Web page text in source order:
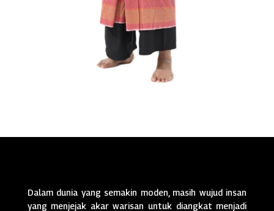
Dalam dunia yang semakin moden, masih wujud insan
yang menjejak akar warisan untuk diangkat menjadi